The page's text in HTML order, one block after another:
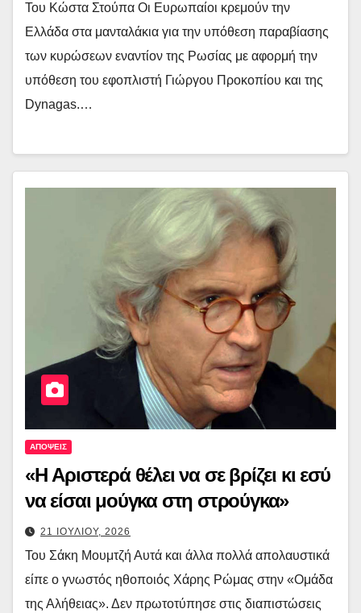
Του Κώστα Στούπα Οι Ευρωπαίοι κρεμούν την
Ελλάδα στα μανταλάκια για την υπόθεση παραβίασης
των κυρώσεων εναντίον της Ρωσίας με αφορμή την
υπόθεση του εφοπλιστή Γιώργου Προκοπίου και της
Dynagas.…
ΑΠΟΨΕΙΣ
«Η Αριστερά θέλει να σε βρίζει κι εσύ
να είσαι μούγκα στη στρούγκα»
21 ΙΟΥΛΙΟΥ, 2026
Του Σάκη Μουμτζή Αυτά και άλλα πολλά απολαυστικά
είπε ο γνωστός ηθοποιός Χάρης Ρώμας στην «Ομάδα
της Αλήθειας». Δεν πρωτοτύπησε στις διαπιστώσεις